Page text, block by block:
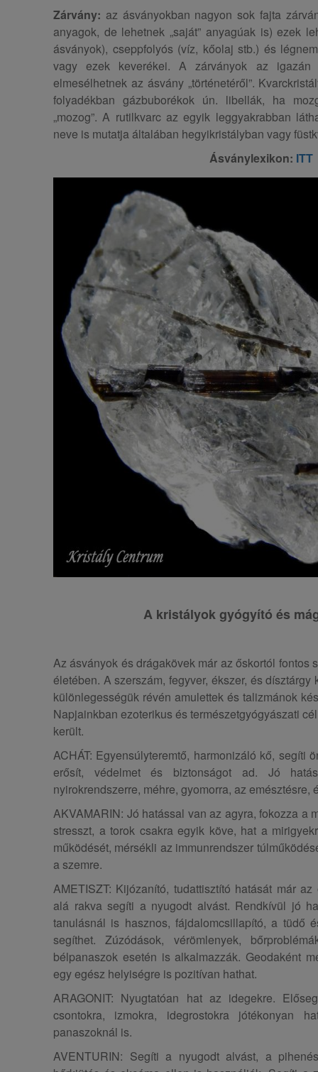
Zárvány: az ásványokban nagyon sok fajta
anyagok, de lehetnek „saját” anyagúak is) ezek
ásványok), cseppfolyós (víz, kőolaj stb.) és
vagy ezek keverékei. A zárványok az igazán
elmesélhetnek az ásvány „történetéről”.
folyadékban gázbuborékok ún. libellák, ha
„mozog”. A rutilkvarc az egyik leggyakrabban
neve is mutatja általában hegyikristályban vagy
Ásványlexikon: ITT
A kristályok gyógyító és
Az ásványok és drágakövek már az őskortól fontos
életében. A szerszám, fegyver, ékszer, és
különlegességük révén amulettek és talizmánok
Napjainkban ezoterikus és természetgyógyászati
került.
ACHÁT: Egyensúlyteremtő, harmonizáló kő, segíti
erősít, védelmet és biztonságot ad. Jó
nyirokrendszerre, méhre, gyomorra, az emésztésre,
AKVAMARIN: Jó hatással van az agyra, fokozza a
stresszt, a torok csakra egyik köve, hat a
működését, mérsékli az immunrendszer
a szemre.
AMETISZT: Kijózanító, tudattisztító hatását már
alá rakva segíti a nyugodt alvást. Rendkívül jó
tanulásnál is hasznos, fájdalomcsillapító, a tüdő
segíthet. Zúzódások, vérömlenyek,
bélpanaszok esetén is alkalmazzák. Geodaként
egy egész helyiségre is pozitívan hathat.
ARAGONIT: Nyugtatóan hat az idegekre.
csontokra, izmokra, idegrostokra jótékonyan
panaszoknál is.
AVENTURIN: Segíti a nyugodt alvást, a